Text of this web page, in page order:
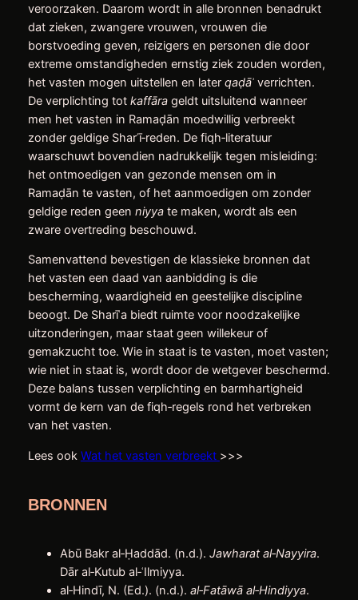
veroorzaken. Daarom wordt in alle bronnen benadrukt
dat zieken, zwangere vrouwen, vrouwen die
borstvoeding geven, reizigers en personen die door
extreme omstandigheden ernstig ziek zouden worden,
het vasten mogen uitstellen en later qaḍāʾverrichten.
De verplichting tot kaffārageldt uitsluitend wanneer
men het vasten in Ramaḍān moedwillig verbreekt
zonder geldige Sharʿī‑reden. De fiqh‑literatuur
waarschuwt bovendien nadrukkelijk tegen misleiding:
het ontmoedigen van gezonde mensen om in
Ramaḍān te vasten, of het aanmoedigen om zonder
geldige reden geen niyyate maken, wordt als een
zware overtreding beschouwd.
Samenvattend bevestigen de klassieke bronnen dat
het vasten een daad van aanbidding is die
bescherming, waardigheid en geestelijke discipline
beoogt. De Sharīʿa biedt ruimte voor noodzakelijke
uitzonderingen, maar staat geen willekeur of
gemakzucht toe. Wie in staat is te vasten, moet vasten;
wie niet in staat is, wordt door de wetgever beschermd.
Deze balans tussen verplichting en barmhartigheid
vormt de kern van de fiqh‑regels rond het verbreken
van het vasten.
Lees ook Wat het vasten verbreekt >>>
BRONNEN
Abū Bakr al‑Ḥaddād. (n.d.). Jawharat al‑Nayyira.
Dār al‑Kutub al‑ʿIlmiyya.
al‑Hindī, N. (Ed.). (n.d.). al‑Fatāwā al‑Hindiyya.